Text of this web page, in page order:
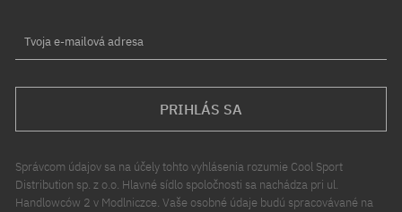
Tvoja e-mailová adresa
PRIHLÁS SA
Správcom údajov sa na účely tohto vyhlásenia rozumie Cool Sport
Distribution sp. z o.o. Hlavné sídlo spoločnosti sa nachádza pri ul.
Handlowców 2 v Modlniczce. Vaše osobné údaje budú spracovávané na